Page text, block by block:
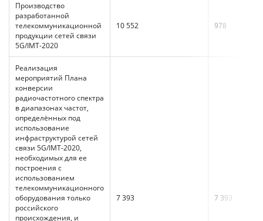
Производство
разработанной
телекоммуникационной
продукции сетей связи
5G/IMT-2020
10 552 978
Реализация
мероприятий Плана
конверсии
радиочастотного спектра
в диапазонах частот,
определённых под
использование
инфраструктурой сетей
связи 5G/IMT-2020,
необходимых для ее
построения с
использованием
телекоммуникационного
оборудования только
российского
происхождения, и
7 393 7 393